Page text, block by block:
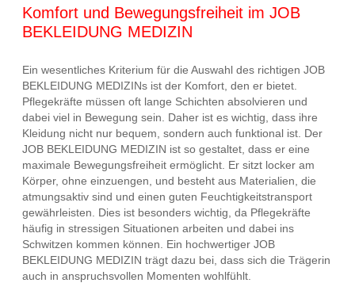
Komfort und Bewegungsfreiheit im JOB
BEKLEIDUNG MEDIZIN
Ein wesentliches Kriterium für die Auswahl des richtigen JOB
BEKLEIDUNG MEDIZINs ist der Komfort, den er bietet.
Pflegekräfte müssen oft lange Schichten absolvieren und
dabei viel in Bewegung sein. Daher ist es wichtig, dass ihre
Kleidung nicht nur bequem, sondern auch funktional ist. Der
JOB BEKLEIDUNG MEDIZIN ist so gestaltet, dass er eine
maximale Bewegungsfreiheit ermöglicht. Er sitzt locker am
Körper, ohne einzuengen, und besteht aus Materialien, die
atmungsaktiv sind und einen guten Feuchtigkeitstransport
gewährleisten. Dies ist besonders wichtig, da Pflegekräfte
häufig in stressigen Situationen arbeiten und dabei ins
Schwitzen kommen können. Ein hochwertiger JOB
BEKLEIDUNG MEDIZIN trägt dazu bei, dass sich die Trägerin
auch in anspruchsvollen Momenten wohlfühlt.